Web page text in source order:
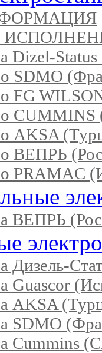
Dizel-
SDMO
FG
CUMMINS
AKSA
ВЕПРЬ
PRAMAC
ВЕПРЬ
Дизель-
Guascor
AKSA
SDMO
Cummins